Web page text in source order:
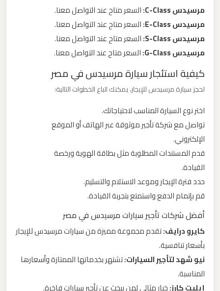
مرسيدس C-Class:
السعر متاح عند التواصل معنا.
مرسيدس E-Class:
السعر متاح عند التواصل معنا.
مرسيدس S-Class:
السعر متاح عند التواصل معنا.
مرسيدس G-Class:
السعر متاح عند التواصل معنا.
كيفية استئجار سيارة مرسيدس في مصر
لحجز سيارة مرسيدس للإيجار، يمكنك اتباع الخطوات التالية:
اختر نوع السيارة المناسب لاحتياجاتك.
تواصل مع شركة تأجير موثوقة عبر الهاتف أو الموقع
الإلكتروني.
قدم المستندات المطلوبة مثل بطاقة الهوية ورخصة
القيادة.
حدد فترة الإيجار وموعد الاستلام والتسليم.
قم بإتمام الدفع واستمتع بتجربة القيادة.
أفضل شركات تأجير سيارات مرسيدس في مصر
كايرو درايف:تقدم مجموعة مميزة من سيارات مرسيدس للإيجار
بأسعار تنافسية.
نيو شهد لتأجير السيارات:تشتهر بخدماتها الممتازة وأسعارها
المناسبة.
إيليت كارز:خيار مثالي لمن يبحث عن تأجير سيارات فاخرة.
مطار
القاهرة
ليموزين
القاهرة
ليموزين
القاهرة
مطار
العرب
ليموزين
الاسكندرية